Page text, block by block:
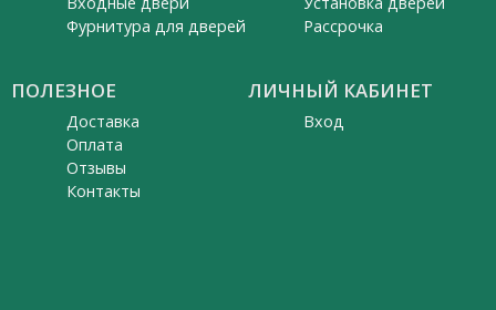
Фурнитура для дверей
ПОЛЕЗНОЕ
Доставка
Оплата
Отзывы
Контакты
Рассрочка
ЛИЧНЫЙ КАБИНЕТ
Вход